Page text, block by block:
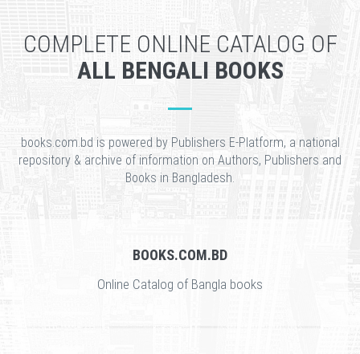
COMPLETE ONLINE CATALOG OF
ALL BENGALI BOOKS
books.com.bd is powered by Publishers E-Platform, a national
repository & archive of information on Authors, Publishers and
Books in Bangladesh.
BOOKS.COM.BD
Online Catalog of Bangla books